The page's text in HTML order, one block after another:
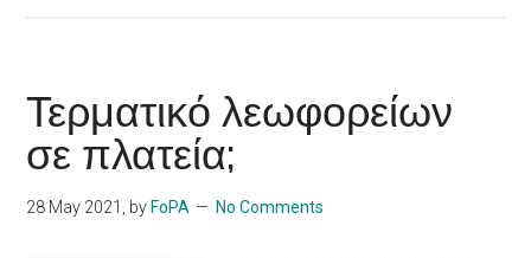
Τερματικό λεωφορείων
σε πλατεία;
28 May 2021 , by FoPA No Comments